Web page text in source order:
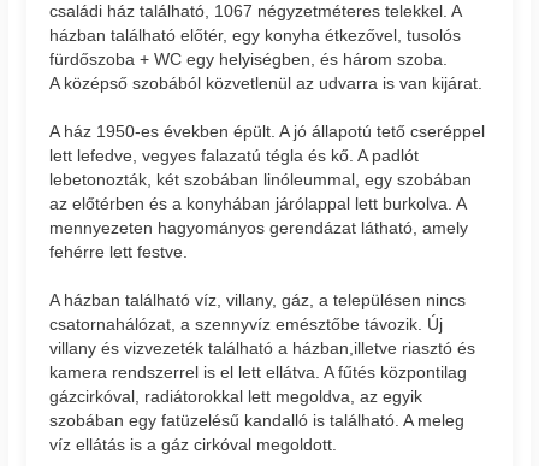
családi ház található, 1067 négyzetméteres telekkel. A
házban található előtér, egy konyha étkezővel, tusolós
fürdőszoba + WC egy helyiségben, és három szoba.
A középső szobából közvetlenül az udvarra is van kijárat.
A ház 1950-es években épült. A jó állapotú tető cseréppel
lett lefedve, vegyes falazatú tégla és kő. A padlót
lebetonozták, két szobában linóleummal, egy szobában
az előtérben és a konyhában járólappal lett burkolva. A
mennyezeten hagyományos gerendázat látható, amely
fehérre lett festve.
A házban található víz, villany, gáz, a településen nincs
csatornahálózat, a szennyvíz emésztőbe távozik. Új
villany és vizvezeték található a házban,illetve riasztó és
kamera rendszerrel is el lett ellátva. A fűtés központilag
gázcirkóval, radiátorokkal lett megoldva, az egyik
szobában egy fatüzelésű kandalló is található. A meleg
víz ellátás is a gáz cirkóval megoldott.